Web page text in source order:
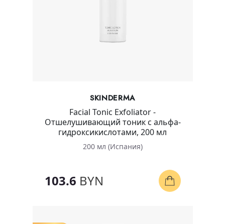
SKINDERMA
Facial Tonic Exfoliator -
Отшелушивающий тоник с альфа-
гидроксикислотами, 200 мл
200 мл (Испания)
103.6 BYN